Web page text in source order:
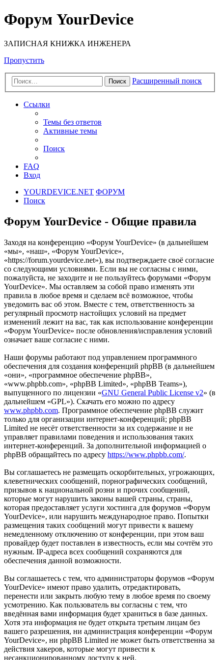
Форум YourDevice
ЗАПИСНАЯ КНИЖКА ИНЖЕНЕРА
Пропустить
Поиск Расширенный поиск
Ссылки
Темы без ответов
Активные темы
Поиск
FAQ
Вход
YOURDEVICE.NET ФОРУМ
Поиск
Форум YourDevice - Общие правила
Заходя на конференцию «Форум YourDevice» (в дальнейшем
«мы», «наш», «Форум YourDevice»,
«https://forum.yourdevice.net»), вы подтверждаете своё согласие
со следующими условиями. Если вы не согласны с ними,
пожалуйста, не заходите и не пользуйтесь форумами «Форум
YourDevice». Мы оставляем за собой право изменять эти
правила в любое время и сделаем всё возможное, чтобы
уведомить вас об этом. Вместе с тем, ответственность за
регулярный просмотр настойщих условий на предмет
изменений лежит на вас, так как использование конференции
«Форум YourDevice» после обновления/исправления условий
означает ваше согласие с ними.
Наши форумы работают под управлением программного
обеспечения для создания конференций phpBB (в дальнейшем
«они», «программное обеспечение phpBB»,
«www.phpbb.com», «phpBB Limited», «phpBB Teams»),
выпущенного по лицензии «GNU General Public License v2» (в
дальнейшем «GPL»). Скачать его можно по адресу
www.phpbb.com. Программное обеспечение phpBB служит
только для организации интернет-конференций; phpBB
Limited не несёт ответственности за их содержание и не
управляет правилами поведения и использования таких
интернет-конференций. За дополнительной информацией о
phpBB обращайтесь по адресу https://www.phpbb.com/.
Вы соглашаетесь не размещать оскорбительных, угрожающих,
клеветнических сообщений, порнографических сообщений,
призывов к национальной розни и прочих сообщений,
которые могут нарушить законы вашей страны, страны,
которая предоставляет услуги хостинга для форумов «Форум
YourDevice», или нарушить международное право. Попытки
размещения таких сообщений могут привести к вашему
немедленному отключению от конференции, при этом ваш
провайдер будет поставлен в известность, если мы сочтём это
нужным. IP-адреса всех сообщений сохраняются для
обеспечения данной возможности.
Вы соглашаетесь с тем, что администраторы форумов «Форум
YourDevice» имеют право удалить, отредактировать,
перенести или закрыть любую тему в любое время по своему
усмотрению. Как пользователь вы согласны с тем, что
введённая вами информация будет храниться в базе данных.
Хотя эта информация не будет открыта третьим лицам без
вашего разрешения, ни администрация конференции «Форум
YourDevice», ни phpBB Limited не может быть ответственна за
действия хакеров, которые могут привести к
несанкционированному доступу к ней.